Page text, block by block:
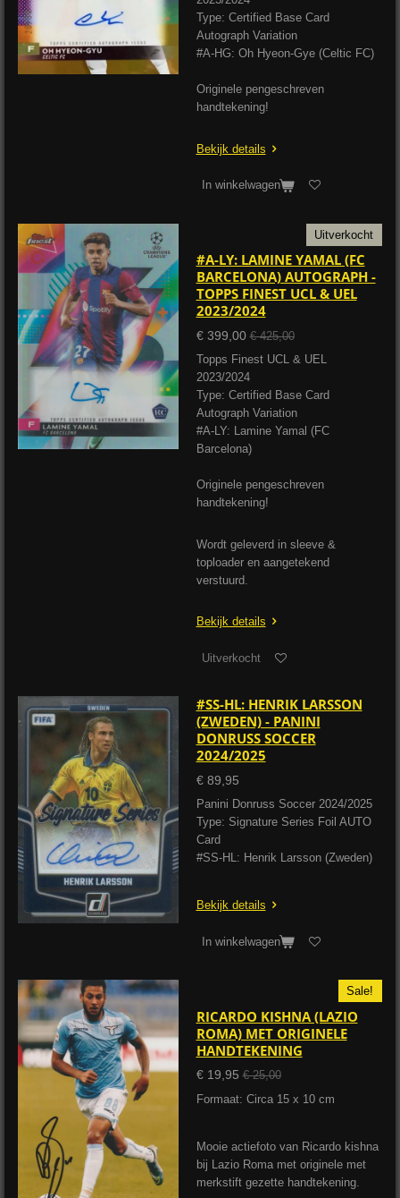
Type: Certified Base Card
Autograph Variation
#A-HG: Oh Hyeon-Gye (Celtic FC)
Originele pengeschreven
handtekening!
Bekijk details
In winkelwagen
Uitverkocht
#A-LY: LAMINE YAMAL (FC
BARCELONA) AUTOGRAPH -
TOPPS FINEST UCL & UEL
2023/2024
€ 399,00 € 425,00
Topps Finest UCL & UEL
2023/2024
Type: Certified Base Card
Autograph Variation
#A-LY: Lamine Yamal (FC
Barcelona)
Originele pengeschreven
handtekening!
Wordt geleverd in sleeve &
toploader en aangetekend
verstuurd.
Bekijk details
Uitverkocht
#SS-HL: HENRIK LARSSON
(ZWEDEN) - PANINI
DONRUSS SOCCER
2024/2025
€ 89,95
Panini Donruss Soccer 2024/2025
Type: Signature Series Foil AUTO
Card
#SS-HL: Henrik Larsson (Zweden)
Bekijk details
In winkelwagen
Sale!
RICARDO KISHNA (LAZIO
ROMA) MET ORIGINELE
HANDTEKENING
€ 19,95 € 25,00
Formaat: Circa 15 x 10 cm
Mooie actiefoto van Ricardo kishna
bij Lazio Roma met originele met
merkstift gezette handtekening.